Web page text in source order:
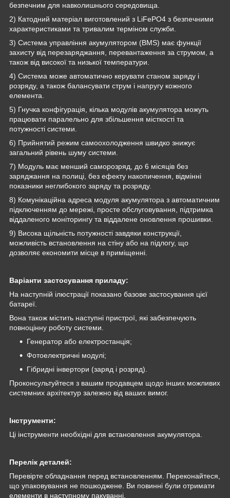
безпечним для навколишнього середовища.
2) Катодний матеріал виготовлений з LiFePO4 з безпечними
характеристиками та тривалим терміном служби.
3) Система управління акумулятором (BMS) має функції
захисту від перезаряджання, перевантаження за струмом, а
також від високої та низької температури.
4) Система може автоматично керувати станом заряду і
розряду, а також балансувати струм і напругу кожного
елемента.
5) Гнучка конфігурація, кілька модулів акумулятора можуть
працювати паралельно для збільшення місткості та
потужності системи.
6) Прийнятий режим самоохолодження швидко знижує
загальний рівень шуму системи.
7) Модуль має менший саморозряд, до 6 місяців без
заряджання на полиці, без ефекту накопичення, відмінні
показники неглибокого заряду та розряду.
8) Комунікаційна адреса модуля акумулятора з автоматичним
підключенням до мережі, просте обслуговування, підтримка
віддаленого моніторингу та віддалене оновлення прошивки.
9) Висока щільність потужності завдяки конструкції,
можливість встановлення на стіну або на підлогу, що
дозволяє економити місце в приміщенні.
Варіанти застосування приладу:
На наступній ілюстрації показано базове застосування цієї
батареї.
Вона також містить наступні пристрої, які забезпечують
повноцінну роботу системи.
Генератор або електростанція;
Фотоелектричні модулі;
Гібридні інвертори (заряд і розряд).
Проконсультуйтеся з вашим продавцем щодо інших можливих
системних архітектур залежно від ваших вимог.
Інструменти:
Ці інструменти необхідні для встановлення акумулятора.
Перелік деталей:
Перевірте обладнання перед встановленням. Переконайтеся,
що упаковування не пошкоджене. Ви повинні були отримати
елементи в наступному пакуванні.